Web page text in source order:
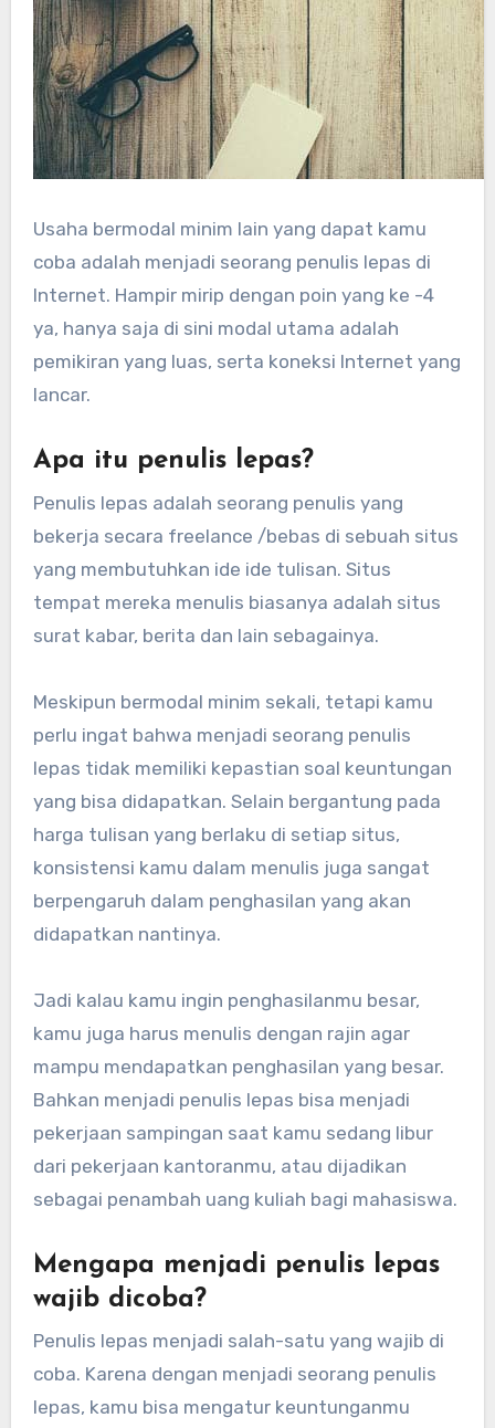
Usaha bermodal minim lain yang dapat kamu
coba adalah menjadi seorang penulis lepas di
Internet. Hampir mirip dengan poin yang ke -4
ya, hanya saja di sini modal utama adalah
pemikiran yang luas, serta koneksi Internet yang
lancar.
Apa itu penulis lepas?
Penulis lepas adalah seorang penulis yang
bekerja secara freelance /bebas di sebuah situs
yang membutuhkan ide ide tulisan. Situs
tempat mereka menulis biasanya adalah situs
surat kabar, berita dan lain sebagainya.
Meskipun bermodal minim sekali, tetapi kamu
perlu ingat bahwa menjadi seorang penulis
lepas tidak memiliki kepastian soal keuntungan
yang bisa didapatkan. Selain bergantung pada
harga tulisan yang berlaku di setiap situs,
konsistensi kamu dalam menulis juga sangat
berpengaruh dalam penghasilan yang akan
didapatkan nantinya.
Jadi kalau kamu ingin penghasilanmu besar,
kamu juga harus menulis dengan rajin agar
mampu mendapatkan penghasilan yang besar.
Bahkan menjadi penulis lepas bisa menjadi
pekerjaan sampingan saat kamu sedang libur
dari pekerjaan kantoranmu, atau dijadikan
sebagai penambah uang kuliah bagi mahasiswa.
Mengapa menjadi penulis lepas
wajib dicoba?
Penulis lepas menjadi salah-satu yang wajib di
coba. Karena dengan menjadi seorang penulis
lepas, kamu bisa mengatur keuntunganmu